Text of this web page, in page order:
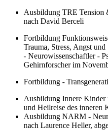
Ausbildung TRE Tension
nach David Berceli
Fortbildung
Trauma, Stress, Angst
- Neurowissenschaftler -
Gehirnforscher im
Fortbildung -
Ausbildung Innere Kinder
und Heilreise des inneren
Ausbildung NARM -
nach Laurence Heller,